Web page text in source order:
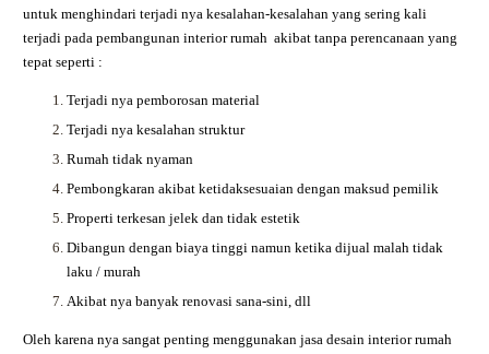
untuk menghindari terjadi nya kesalahan-kesalahan yang sering kali
terjadi pada pembangunan interior rumah akibat tanpa perencanaan yang
tepat seperti :
Terjadi nya pemborosan material
Terjadi nya kesalahan struktur
Rumah tidak nyaman
Pembongkaran akibat ketidaksesuaian dengan maksud pemilik
Properti terkesan jelek dan tidak estetik
Dibangun dengan biaya tinggi namun ketika dijual malah tidak
laku / murah
Akibat nya banyak renovasi sana-sini, dll
Oleh karena nya sangat penting menggunakan jasa desain interior rumah